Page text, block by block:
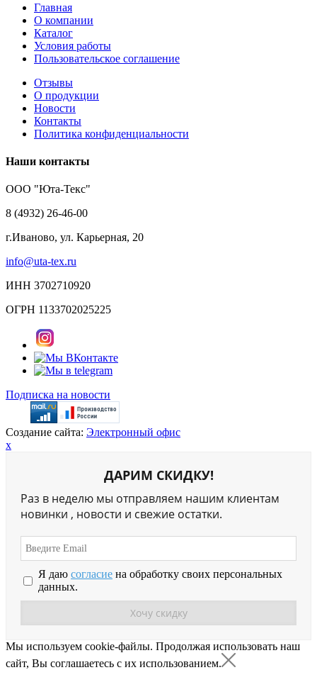
Главная
О компании
Каталог
Условия работы
Пользовательское соглашение
Отзывы
О продукции
Новости
Контакты
Политика конфиденциальности
Наши контакты
ООО "Юта-Текс"
8 (4932) 26-46-00
г.Иваново, ул. Карьерная, 20
info@uta-tex.ru
ИНН 3702710920
ОГРН 1133702025225
Подписка на новости
Создание сайта: Электронный офис
x
ДАРИМ СКИДКУ!
Раз в неделю мы отправляем нашим клиентам
новинки , новости и свежие остатки.
Я даю согласие на обработку своих персональных
данных.
Мы используем cookie-файлы. Продолжая использовать наш
сайт, Вы соглашаетесь с их использованием.